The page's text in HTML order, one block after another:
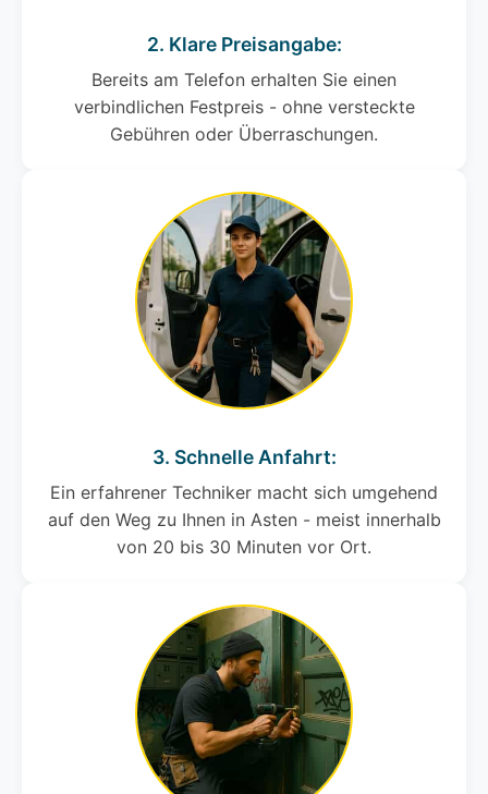
2. Klare Preisangabe:
Bereits am Telefon erhalten Sie einen
verbindlichen Festpreis - ohne versteckte
Gebühren oder Überraschungen.
3. Schnelle Anfahrt:
Ein erfahrener Techniker macht sich umgehend
auf den Weg zu Ihnen in Asten - meist innerhalb
von 20 bis 30 Minuten vor Ort.